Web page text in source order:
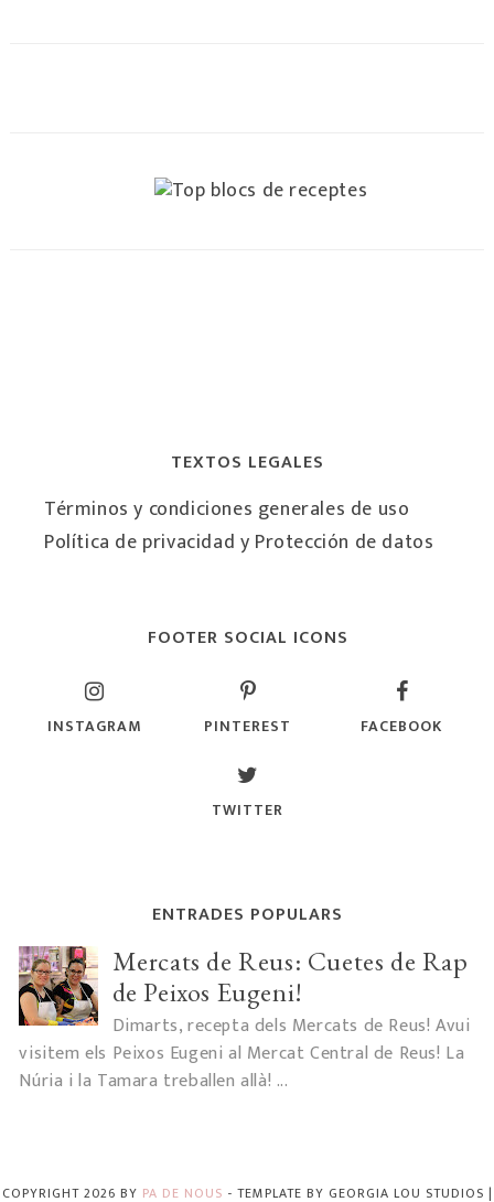
TEXTOS LEGALES
Términos y condiciones generales de uso
Política de privacidad y Protección de datos
FOOTER SOCIAL ICONS
INSTAGRAM PINTEREST FACEBOOK
TWITTER
ENTRADES POPULARS
Mercats de Reus: Cuetes de Rap
de Peixos Eugeni!
Dimarts, recepta dels Mercats de Reus! Avui
visitem els Peixos Eugeni al Mercat Central de Reus! La
Núria i la Tamara treballen allà! ...
COPYRIGHT 2026 BY PA DE NOUS - TEMPLATE BY GEORGIA LOU STUDIOS |